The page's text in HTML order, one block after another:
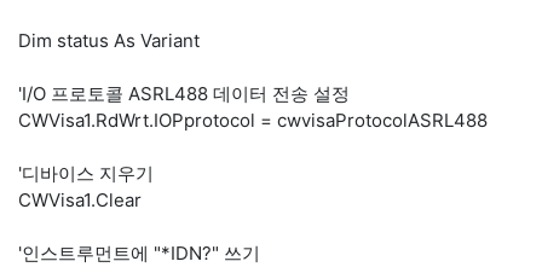
Dim status As Variant
'I/O 프로토콜 ASRL488 데이터 전송 설정
CWVisa1.RdWrt.IOPprotocol = cwvisaProtocolASRL488
'디바이스 지우기
CWVisa1.Clear
'인스트루먼트에 "*IDN?" 쓰기